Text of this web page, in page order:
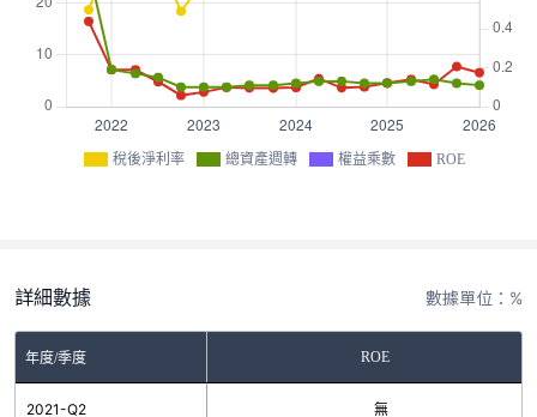
稅後淨利率 總資產週轉 權益乘數 ROE
詳細數據 數據單位：%
年度/季度 ROE
2021-Q2 無